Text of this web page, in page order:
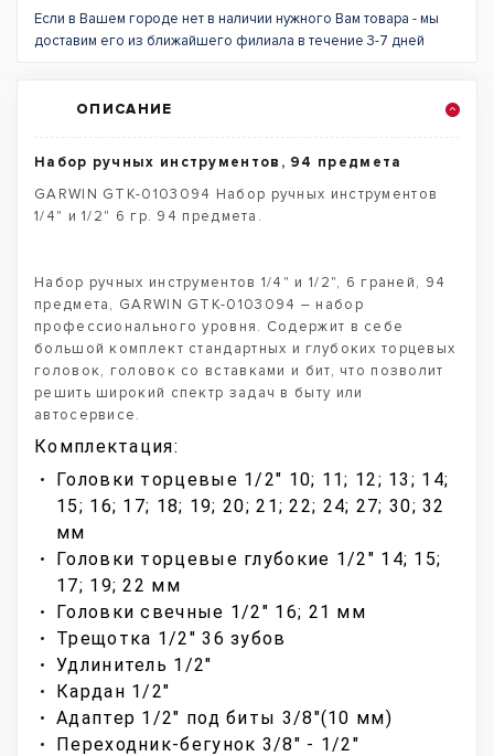
Если в Вашем городе нет в наличии нужного Вам товара - мы
доставим его из ближайшего филиала в течение 3-7 дней
ОПИСАНИЕ
Набор ручных инструментов, 94 предмета
GARWIN GTK-0103094 Набор ручных инструментов
1/4" и 1/2" 6 гр. 94 предмета.
Набор ручных инструментов 1/4" и 1/2", 6 граней, 94
предмета, GARWIN GTK-0103094 – набор
профессионального уровня. Содержит в себе
большой комплект стандартных и глубоких торцевых
головок, головок со вставками и бит, что позволит
решить широкий спектр задач в быту или
автосервисе.
Комплектация:
Головки торцевые 1/2" 10; 11; 12; 13; 14;
15; 16; 17; 18; 19; 20; 21; 22; 24; 27; 30; 32
мм
Головки торцевые глубокие 1/2" 14; 15;
17; 19; 22 мм
Головки свечные 1/2" 16; 21 мм
Трещотка 1/2" 36 зубов
Удлинитель 1/2"
Кардан 1/2"
Адаптер 1/2" под биты 3/8"(10 мм)
Переходник-бегунок 3/8" - 1/2"